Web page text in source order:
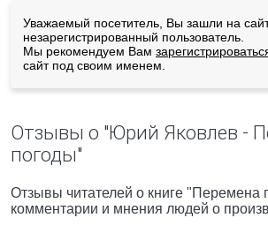
Уважаемый посетитель, Вы зашли на
незарегистрированный пользователь.
Мы рекомендуем Вам
сайт под своим именем.
Отзывы о "Юрий Яковлев -
погоды"
Отзывы читателей о книге "Перемена
комментарии и мнения людей о